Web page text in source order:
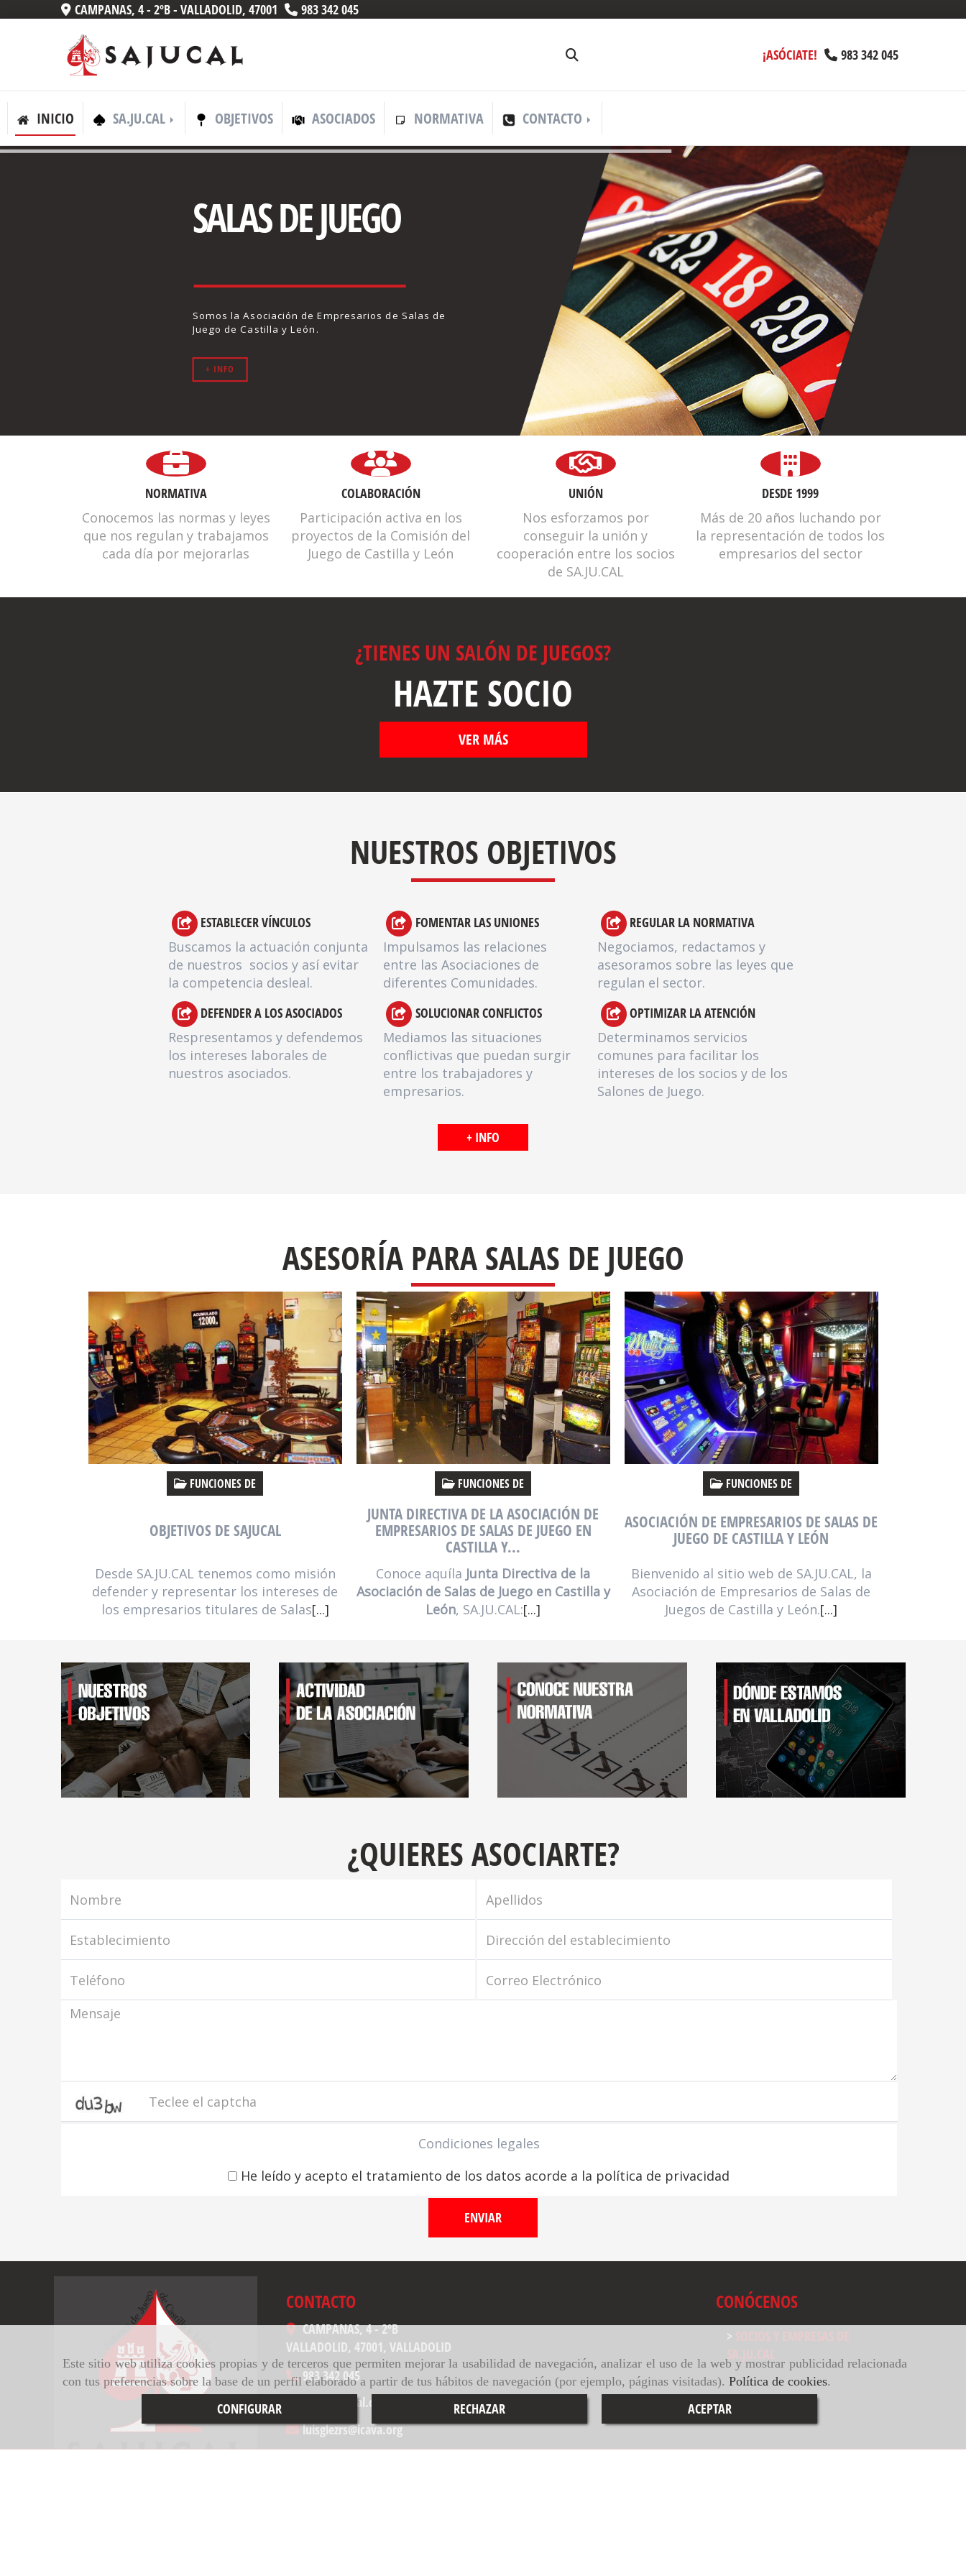
Este sitio web utiliza cookies propias y de terceros que permiten mejorar la usabilidad de navegación, analizar el uso de la web y mostrar publicidad relacionada
con tus preferencias sobre la base de un perfil elaborado a partir de tus hábitos de navegación (por ejemplo, páginas visitadas). Política de cookies.
CONFIGURAR RECHAZAR ACEPTAR
CAMPANAS, 4 - 2ºB - VALLADOLID, 47001 983 342 045
¡ASÓCIATE! 983 342 045
INICIO SA.JU.CAL OBJETIVOS ASOCIADOS NORMATIVA CONTACTO
SALAS DE JUEGO
Somos la Asociación de Empresarios de Salas de
Juego de Castilla y León.
+ INFO
ASOCIACIÓN DE EMPRESARIOS DE SALAS DE JUEGO DE CYL
NORMATIVA
Conocemos las normas y leyes
que nos regulan y trabajamos
cada día por mejorarlas
COLABORACIÓN
Participación activa en los
proyectos de la Comisión del
Juego de Castilla y León
UNIÓN
Nos esforzamos por
conseguir la unión y
cooperación entre los socios
de SA.JU.CAL
DESDE 1999
Más de 20 años luchando por
la representación de todos los
empresarios del sector
¿TIENES UN SALÓN DE JUEGOS?
HAZTE SOCIO
VER MÁS
NUESTROS OBJETIVOS
ESTABLECER VÍNCULOS
Buscamos la actuación conjunta
de nuestros socios y así evitar
la competencia desleal.
DEFENDER A LOS ASOCIADOS
Respresentamos y defendemos
los intereses laborales de
nuestros asociados.
FOMENTAR LAS UNIONES
Impulsamos las relaciones
entre las Asociaciones de
diferentes Comunidades.
SOLUCIONAR CONFLICTOS
Mediamos las situaciones
conflictivas que puedan surgir
entre los trabajadores y
empresarios.
REGULAR LA NORMATIVA
Negociamos, redactamos y
asesoramos sobre las leyes que
regulan el sector.
OPTIMIZAR LA ATENCIÓN
Determinamos servicios
comunes para facilitar los
intereses de los socios y de los
Salones de Juego.
+ INFO
ASESORÍA PARA SALAS DE JUEGO
FUNCIONES DE
OBJETIVOS DE SAJUCAL
Desde SA.JU.CAL tenemos como misión
defender y representar los intereses de
los empresarios titulares de Salas[...]
FUNCIONES DE
JUNTA DIRECTIVA DE LA ASOCIACIÓN DE
EMPRESARIOS DE SALAS DE JUEGO EN
CASTILLA Y...
Conoce aquíla Junta Directiva de la
Asociación de Salas de Juego en Castilla y
León, SA.JU.CAL:[...]
FUNCIONES DE
ASOCIACIÓN DE EMPRESARIOS DE SALAS DE
JUEGO DE CASTILLA Y LEÓN
Bienvenido al sitio web de SA.JU.CAL, la
Asociación de Empresarios de Salas de
Juegos de Castilla y León.[...]
¿QUIERES ASOCIARTE?
Condiciones legales
He leído y acepto el tratamiento de los datos acorde a la política de privacidad
ENVIAR
CONTACTO
CAMPANAS, 4 - 2ºB
VALLADOLID, 47001,VALLADOLID
983 342 045
sajucal.com
luisglezrs icava.org
CONÓCENOS
SOCIOS Y EMPRESAS DE
SA.JU.CAL